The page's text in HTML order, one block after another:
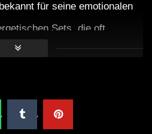
für seine emotionalen
Sets, die oft
Genres kombinieren.
ein Set von Crotekk